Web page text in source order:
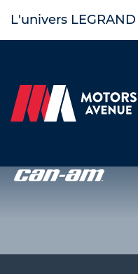
L'univers LEGRAND